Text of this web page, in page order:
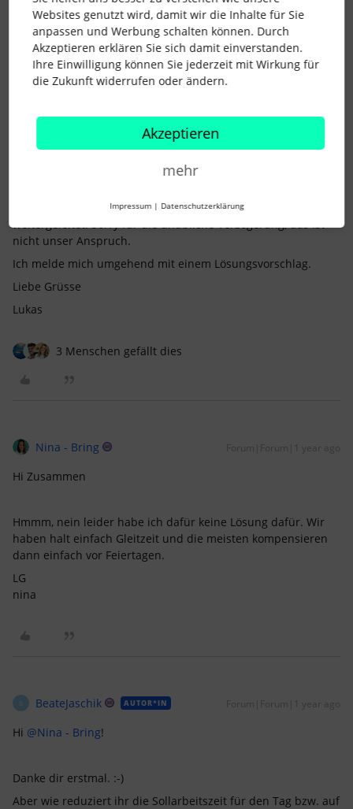
Lukas Quentmeier Forum|Forum|1 year ago
@BeateJaschik
Einstellungen möglich - wir haben das Thema aber auf dem
Schirm.
Es gibt einen Workaround, den ich aktuell noch durch unsere
Zudem habe ich deine Anfrage nochmals an unseren Support
weitergeleitet. Sorry für die unübliche Verzögerung, das ist
nicht unser Anspruch.
Ich melde mich umgehend mit einem Lösungsvorschlag.
Liebe Grüsse
Lukas
3 Menschen gefällt dies
Nina - Bring Forum|Forum|1 year ago
Hi Zusammen
Hmmm, nein leider habe ich dafür keine Lösung dafür. Wir
haben halt einfach Gleitzeit und die meisten kompensieren
dann einfach vor Feiertagen.
LG
nina
BeateJaschik AUTOR*IN Forum|Forum|1 year ago
Hi ​ @Nina - Bring!
Danke dir erstmal. :-)
Aber wie reduziert ihr die Sollarbeitszeit für den Tag bzw. auf
Websites genutzt wird, damit wir die Inhalte für Sie
anpassen und Werbung schalten können. Durch
Akzeptieren erklären Sie sich damit einverstanden.
Ihre Einwilligung können Sie jederzeit mit Wirkung für
die Zukunft widerrufen oder ändern.
Akzeptieren
mehr
Impressum | Datenschutzerklärung